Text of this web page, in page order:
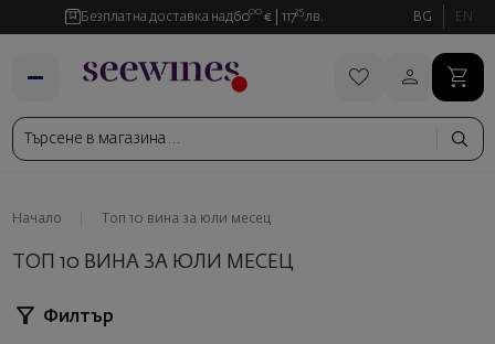
Безплатна доставка над6000 € 11735 лв. BG EN
Начало Топ 10 вина за юли месец
ТОП 10 ВИНА ЗА ЮЛИ МЕСЕЦ
Филтър